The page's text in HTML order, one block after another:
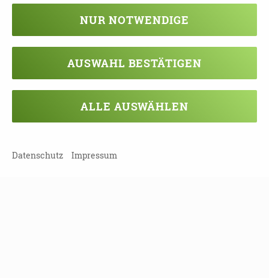
ZURÜCK ZUR ÜBERSICHT
NUR NOTWENDIGE
AUSWAHL BESTÄTIGEN
ALLE AUSWÄHLEN
Datenschutz Impressum